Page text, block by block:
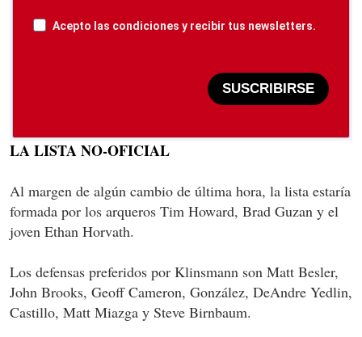
Acepto las condiciones y recibir tus newsletters.
SUSCRIBIRSE
LA LISTA NO-OFICIAL
Al margen de algún cambio de última hora, la lista estaría
formada por los arqueros Tim Howard, Brad Guzan y el
joven Ethan Horvath.
Los defensas preferidos por Klinsmann son Matt Besler,
John Brooks, Geoff Cameron, González, DeAndre Yedlin,
Castillo, Matt Miazga y Steve Birnbaum.